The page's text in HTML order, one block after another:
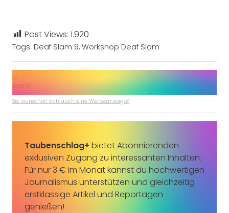
Post Views: 1.920
Tags: Deaf Slam 9, Workshop Deaf Slam
Sie wünschen sich auch eine Werbeanzeige?
Taubenschlag+ bietet Abonnierenden
exklusiven Zugang zu interessanten Inhalten.
Für nur 3 € im Monat kannst du hochwertigen
Journalismus unterstützen und gleichzeitig
erstklassige Artikel und Reportagen
genießen!